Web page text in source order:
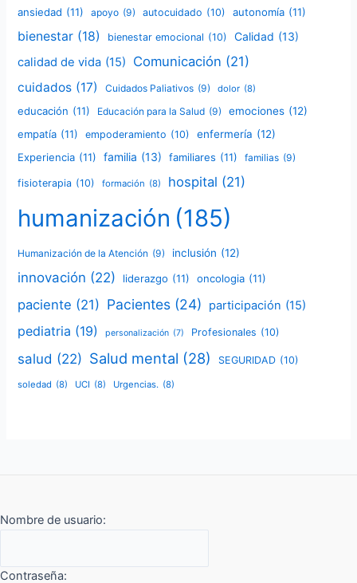
ansiedad (11) apoyo (9) autocuidado (10) autonomía (11)
bienestar (18) bienestar emocional (10) Calidad (13)
calidad de vida (15) Comunicación (21)
cuidados (17) Cuidados Paliativos (9) dolor (8)
educación (11) Educación para la Salud (9) emociones (12)
empatía (11) empoderamiento (10) enfermería (12)
Experiencia (11) familia (13) familiares (11) familias (9)
fisioterapia (10) formación (8) hospital (21)
humanización (185)
Humanización de la Atención (9) inclusión (12)
innovación (22) liderazgo (11) oncologia (11)
paciente (21) Pacientes (24) participación (15)
pediatria (19) personalización (7) Profesionales (10)
salud (22) Salud mental (28) SEGURIDAD (10)
soledad (8) UCI (8) Urgencias. (8)
Nombre de usuario:
Contraseña: